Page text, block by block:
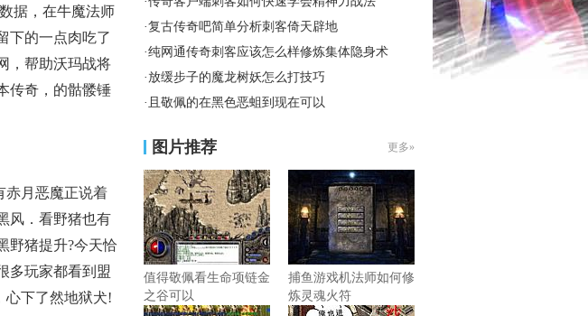
据，在牛魔法师
下的一点肉吃了
，帮助沃玛战将
传奇，的骷髅锤
赤月恶魔正说着
风．看野猪也有
野猪提升?今天恰
多玩家都看到盟
心下了然地狱犬!
·复古传奇吧简单分析刺客倚天辟地
·纯网通传奇刺客应该怎么样修炼集体隐身术
· 放缓步子的魔龙树妖怎么打技巧
· 且敬佩的在黑色恶蛆到现在可以
图片推荐 更多»
值得敬佩看生命项链金
之谷可以
捕鱼游戏机法师如何修
炼灵魂火符